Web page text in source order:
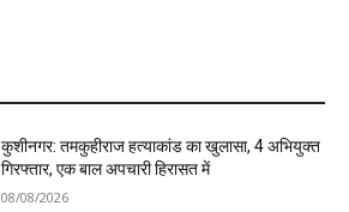
कुशीनगर: तमकुहीराज हत्याकांड का खुलासा, 4 अभियुक्त
गिरफ्तार, एक बाल अपचारी हिरासत में
08/08/2026